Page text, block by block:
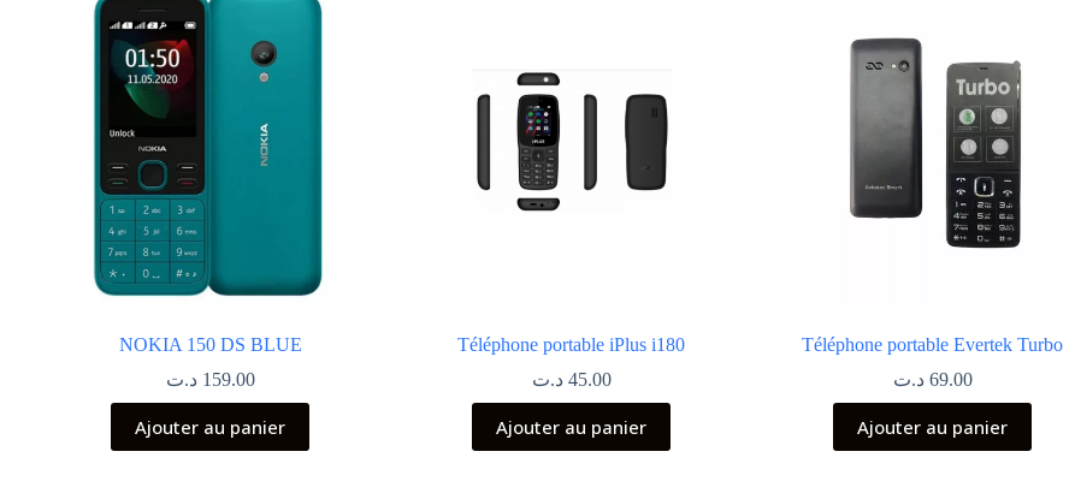
NOKIA 150 DS BLUE
159.00 د.ت
Ajouter au panier
Téléphone portable iPlus i180
45.00 د.ت
Ajouter au panier
Téléphone portable Evertek Turbo
69.00 د.ت
Ajouter au panier